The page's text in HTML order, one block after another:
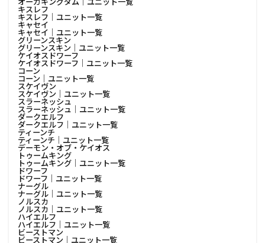
キスレフ
キスレフ│ユニット一覧
キャセイ
キャセイ│ユニット一覧
グリーンスキン
グリーンスキン│ユニット一覧
ケイオスドワーフ
ケイオスドワーフ│ユニット一覧
コーン
コーン│ユニット一覧
スケイヴン
スケイヴン│ユニット一覧
スラーネッシュ
スラーネッシュ│ユニット一覧
ダークエルフ
ダークエルフ│ユニット一覧
ティーンチ
ティーンチ│ユニット一覧
デーモン・オブ・ケイオス
トゥームキング
トゥームキング│ユニット一覧
ドワーフ
ドワーフ│ユニット一覧
ナーグル
ナーグル│ユニット一覧
ノルスカ
ノルスカ│ユニット一覧
ハイエルフ
ハイエルフ│ユニット一覧
ビーストマン
ビーストマン│ユニット一覧